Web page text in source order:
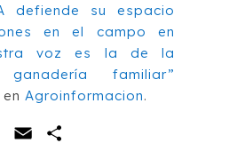
defiende su espacio
en el campo en
voz es la de la
familiar”
Agroinformacion.
WhatsApp
Email